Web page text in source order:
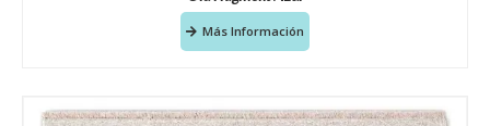
Más Información